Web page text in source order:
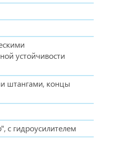
устойчивости
штангами, концы
с гидроусилителем